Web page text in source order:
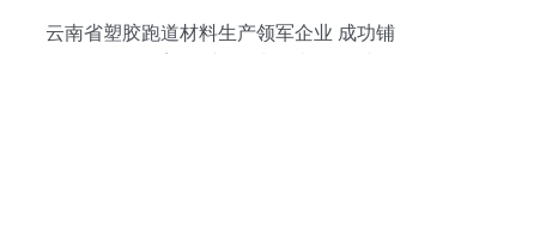
云南省塑胶跑道材料生产领军企业 成功铺